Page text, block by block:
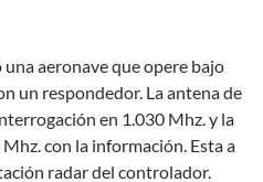
aeronave que opere bajo
un respondedor. La antena de
en 1.030 Mhz. y la
con la información. Esta a
radar del controlador.